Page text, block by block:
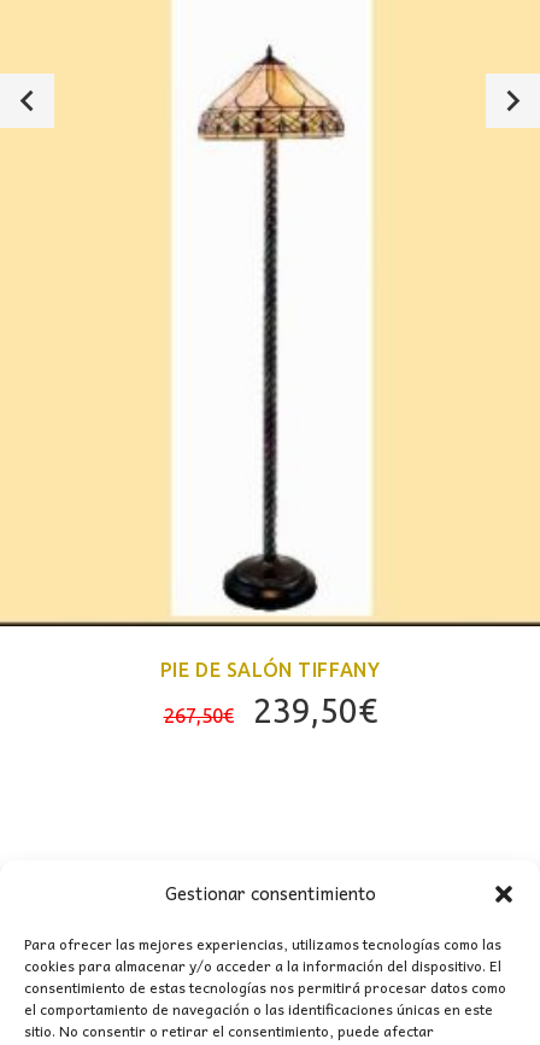
Gestionar consentimiento
Para ofrecer las mejores experiencias, utilizamos tecnologías como las
cookies para almacenar y/o acceder a la información del dispositivo. El
consentimiento de estas tecnologías nos permitirá procesar datos como
el comportamiento de navegación o las identificaciones únicas en este
sitio. No consentir o retirar el consentimiento, puede afectar
PIE DE SALÓN TIFFANY
267,50€
El
239,50€El
CONTACTO